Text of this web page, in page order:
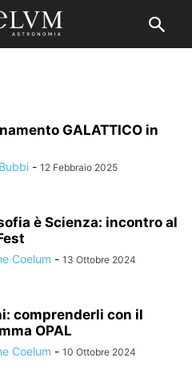
GALATTICO in
- 12 Febbraio 2025
è Scienza: incontro al
Coelum - 13 Ottobre 2024
comprenderli con il
OPAL
Coelum - 10 Ottobre 2024